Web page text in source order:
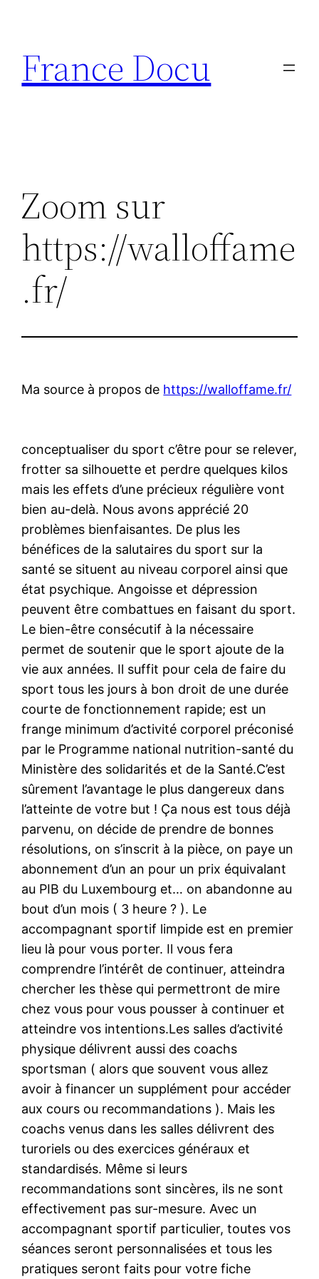
contenu
France Docu
Zoom sur
https://walloffame
.fr/
Ma source à propos de https://walloffame.fr/
conceptualiser du sport c’être pour se relever,
frotter sa silhouette et perdre quelques kilos
mais les effets d’une précieux régulière vont
bien au-delà. Nous avons apprécié 20
problèmes bienfaisantes. De plus les
bénéfices de la salutaires du sport sur la
santé se situent au niveau corporel ainsi que
état psychique. Angoisse et dépression
peuvent être combattues en faisant du sport.
Le bien-être consécutif à la nécessaire
permet de soutenir que le sport ajoute de la
vie aux années. Il suffit pour cela de faire du
sport tous les jours à bon droit de une durée
courte de fonctionnement rapide; est un
frange minimum d’activité corporel préconisé
par le Programme national nutrition-santé du
Ministère des solidarités et de la Santé.C’est
sûrement l’avantage le plus dangereux dans
l’atteinte de votre but ! Ça nous est tous déjà
parvenu, on décide de prendre de bonnes
résolutions, on s’inscrit à la pièce, on paye un
abonnement d’un an pour un prix équivalant
au PIB du Luxembourg et… on abandonne au
bout d’un mois ( 3 heure ? ). Le
accompagnant sportif limpide est en premier
lieu là pour vous porter. Il vous fera
comprendre l’intérêt de continuer, atteindra
chercher les thèse qui permettront de mire
chez vous pour vous pousser à continuer et
atteindre vos intentions.Les salles d’activité
physique délivrent aussi des coachs
sportsman ( alors que souvent vous allez
avoir à financer un supplément pour accéder
aux cours ou recommandations ). Mais les
coachs venus dans les salles délivrent des
turoriels ou des exercices généraux et
standardisés. Même si leurs
recommandations sont sincères, ils ne sont
effectivement pas sur-mesure. Avec un
accompagnant sportif particulier, toutes vos
séances seront personnalisées et tous les
pratiques seront faits pour votre fiche